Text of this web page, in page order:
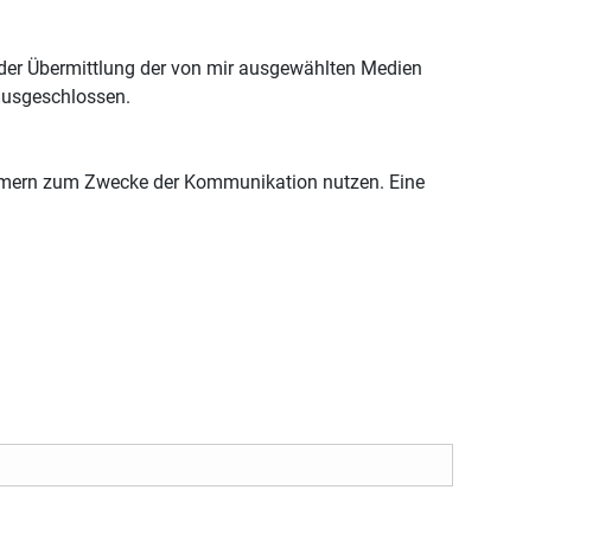
Übermittlung der von mir ausgewählten Medien
zum Zwecke der Kommunikation nutzen. Eine